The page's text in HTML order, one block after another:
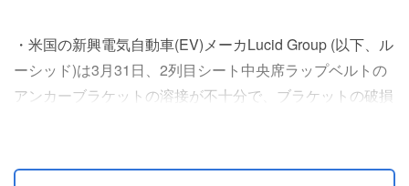
・米国の新興電気自動車(EV)メーカLucid Group (以下、ル
ーシッド)は3月31日、2列目シート中央席ラップベルトの
アンカーブラケットの溶接が不十分で、ブラケットの破損
すると発表した。